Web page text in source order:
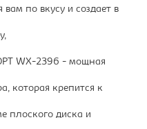
по вкусу и создает в
WX-2396 - мощная
которая крепится к
плоского диска и